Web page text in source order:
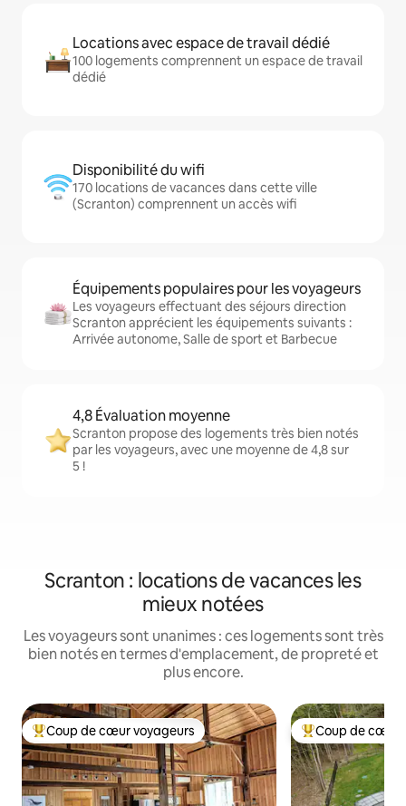
Locations avec espace de travail dédié
100 logements comprennent un espace de travail
dédié
Disponibilité du wifi
170 locations de vacances dans cette ville
(Scranton) comprennent un accès wifi
Équipements populaires pour les voyageurs
Les voyageurs effectuant des séjours direction
Scranton apprécient les équipements suivants :
Arrivée autonome, Salle de sport et Barbecue
4,8 Évaluation moyenne
Scranton propose des logements très bien notés
par les voyageurs, avec une moyenne de 4,8 sur
5 !
Scranton : locations de vacances les
mieux notées
Les voyageurs sont unanimes : ces logements sont très
bien notés en termes d'emplacement, de propreté et
plus encore.
Coups de cœur voyageurs les plus appréciés
Coup de cœur voyageurs Coups de cœur
Coup de cœur